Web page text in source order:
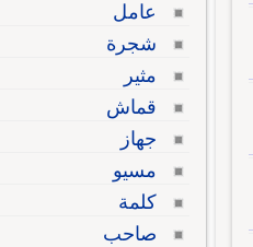
عامل
شجرة
مثير
قماش
جهاز
مسيو
كلمة
صاحب